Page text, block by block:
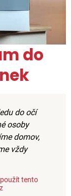
do
do očí
osoby
domov,
vždy
tento